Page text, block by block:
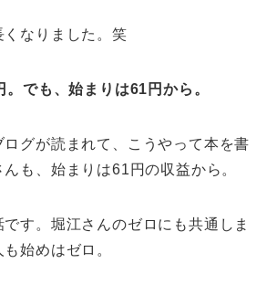
なりました。笑
でも、始まりは61円から。
グが読まれて、こうやって本を書
も、始まりは61円の収益から。
す。堀江さんのゼロにも共通しま
始めはゼロ。